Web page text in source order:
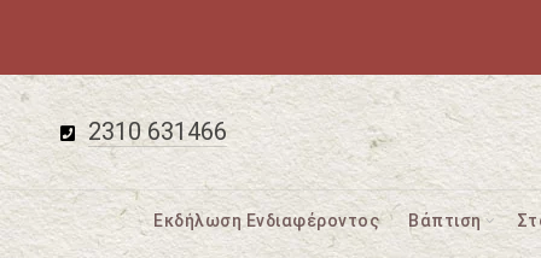
2310 631466
Εκδήλωση Ενδιαφέροντος Βάπτιση